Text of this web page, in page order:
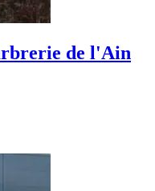
de l'Ain